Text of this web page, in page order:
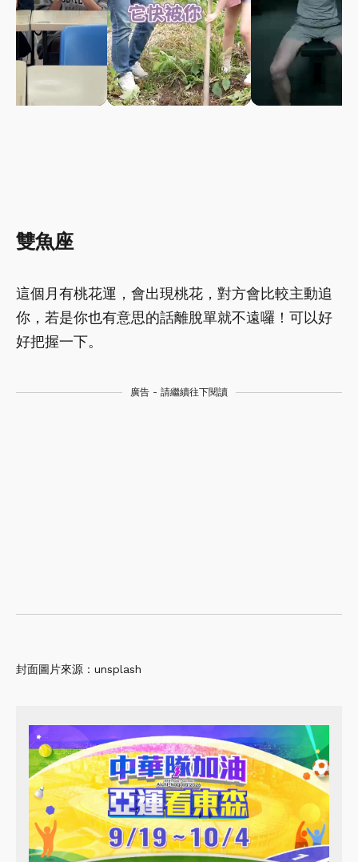
雙魚座
這個月有桃花運，會出現桃花，對方會比較主動追
你，若是你也有意思的話離脫單就不遠囉！可以好
好把握一下。
廣告 - 請繼續往下閱讀
封面圖片來源：unsplash